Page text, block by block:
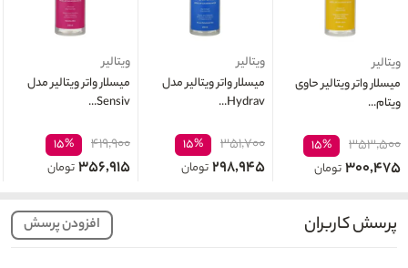
ویتالیر
میسلار واتر ويتالير حاوی
ويتام...
۳۵۳,۵۰۰ ۱۵%
۳۰۰,۴۷۵تومان
ویتالیر
میسلار واتر ويتالیر مدل
Hydrav...
۳۵۱,۷۰۰ ۱۵%
۲۹۸,۹۴۵تومان
ویتالیر
میسلار واتر ویتالیر مدل
Sensiv...
۴۱۹,۹۰۰ ۱۵%
۳۵۶,۹۱۵تومان
پرسش کاربران افزودن پرسش